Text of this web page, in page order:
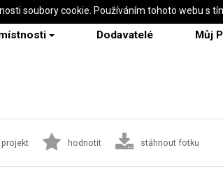
Dodavatelé Můj
hodnotit stáhnout fotku
soubory cookie. Používáním tohoto webu s